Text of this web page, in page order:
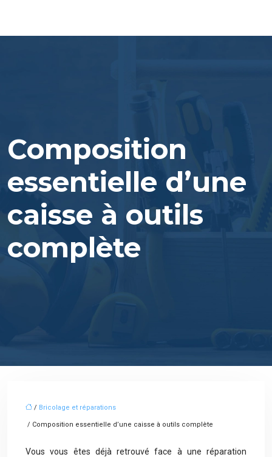
Composition
essentielle d’une
caisse à outils
complète
/ Bricolage et réparations
/ Composition essentielle d’une caisse à outils complète
Vous vous êtes déjà retrouvé face à une réparation